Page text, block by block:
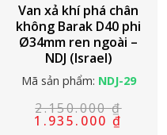
Van xả khí phá chân
không Barak D40 phi
Ø34mm ren ngoài –
NDJ (Israel)
Mã sản phẩm: NDJ-29
2.150.000₫
Giá
1.935.000₫
Giá